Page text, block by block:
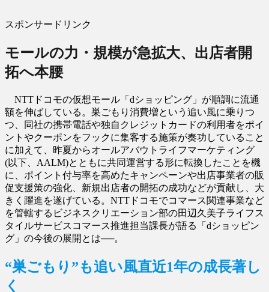
スポンサードリンク
モールの力・規模が急拡大、出店者開
拓へ本腰
NTTドコモの仮想モール「dショッピング」が順調に流通
額を伸ばしている。巣ごもり消費増という追い風に乗りつ
つ、同社の携帯電話や独自クレジットカードの利用者をポイ
ントやクーポンをフックに集客する施策が奏功していること
に加えて、昨夏からオールアバウトライフマーケティング
(以下、AALM)とともに共同運営する形に転換したことを機
に、ポイント付与率を高めたキャンペーンや出店事業者の販
促支援策の強化、新規出店者の開拓の成功などが貢献し、大
きく躍進を遂げている。NTTドコモでコマース関連事業など
を管轄するビジネスクリエーション部の田辺久美子ライフス
タイルサービスコマース推進担当課長が語る「dショッピン
グ」の今後の展開とは──。
“巣ごもり”も追い風直近1年の成長著し
く